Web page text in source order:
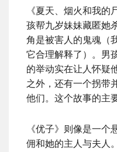
《夏天、烟火和我的
孩帮九岁妹妹藏匿她
角是被害人的鬼魂（
它合理解释了）。男
的举动实在让人怀疑
之外，还有一个拐带
他们。这个故事的主
《优子》则像是一
佣和她的主人与夫人